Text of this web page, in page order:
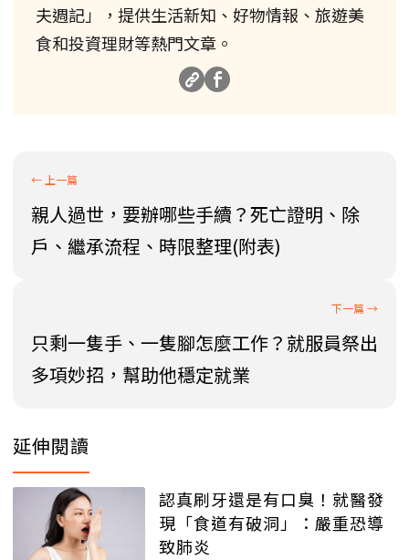
夫週記」，提供生活新知、好物情報、旅遊美
食和投資理財等熱門文章。
親人過世，要辦哪些手續？死亡證明、除
戶、繼承流程、時限整理(附表)
只剩一隻手、一隻腳怎麼工作？就服員祭出
多項妙招，幫助他穩定就業
延伸閱讀
認真刷牙還是有口臭！就醫發
現「食道有破洞」：嚴重恐導
致肺炎